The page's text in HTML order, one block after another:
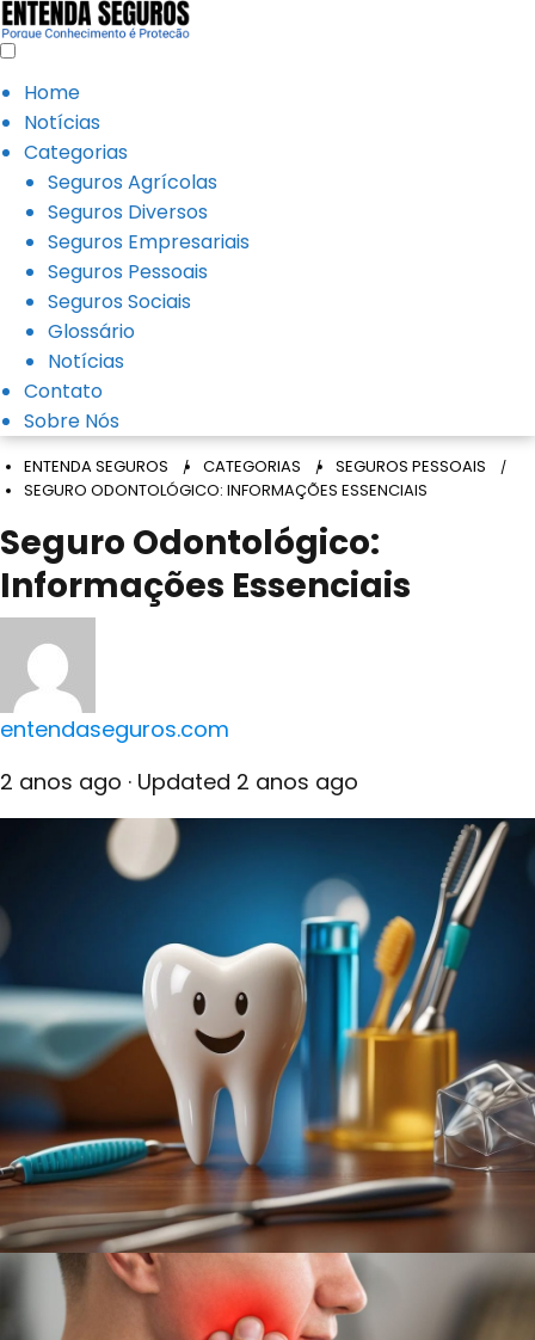
Home
Notícias
Categorias
Seguros Agrícolas
Seguros Diversos
Seguros Empresariais
Seguros Pessoais
Seguros Sociais
Glossário
Notícias
Contato
Sobre Nós
ENTENDA SEGUROS CATEGORIAS
SEGUROS PESSOAIS
SEGURO ODONTOLÓGICO: INFORMAÇÕES ESSENCIAIS
Seguro Odontológico:
Informações Essenciais
entendaseguros.com
2 anos ago · Updated 2 anos ago